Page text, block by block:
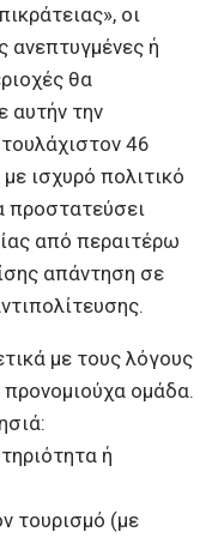
οι
ανεπτυγμένες ή
θα
αυτήν την
46
ισχυρό πολιτικό
προστατεύσει
από περαιτέρω
απάντηση σε
με τους λόγους
προνομιούχα ομάδα.
ή
τουρισμό (με